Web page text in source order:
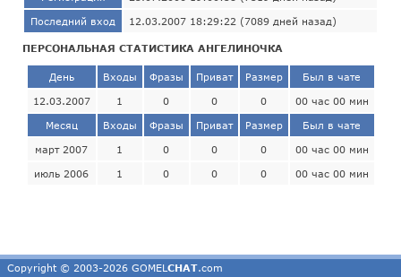
Последний вход 12.03.2007 18:29:22 (7089 дней назад)
ПЕРСОНАЛЬНАЯ СТАТИСТИКА АНГЕЛИНОЧКА
День Входы Фразы Приват Размер Был в чате
12.03.2007 1 0 0 0 00 час 00 мин
Месяц Входы Фразы Приват Размер Был в чате
март 2007 1 0 0 0 00 час 00 мин
июль 2006 1 0 0 0 00 час 00 мин
Copyright © 2003-2026 GOMEL CHAT.com